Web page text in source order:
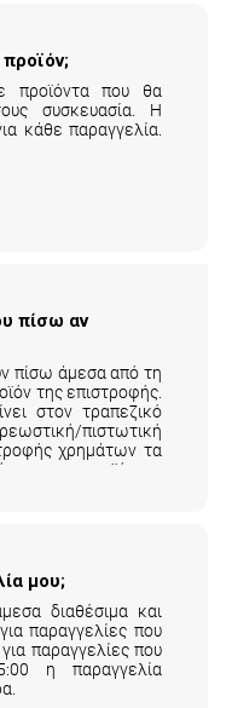
προϊόντα που θα
συσκευασία. Η
κάθε παραγγελία.
πίσω αν
πίσω άμεσα από τη
της επιστροφής.
στον τραπεζικό
πιστωτική
χρημάτων τα
του προϊόντος
μου;
διαθέσιμα και
παραγγελίες που
παραγγελίες που
η παραγγελία